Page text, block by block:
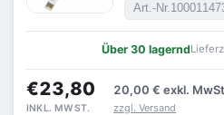
Art.-Nr.
Über 30 lagernd
€23,80 20,00 € exkl.
INKL. MWST. zzgl. Versand